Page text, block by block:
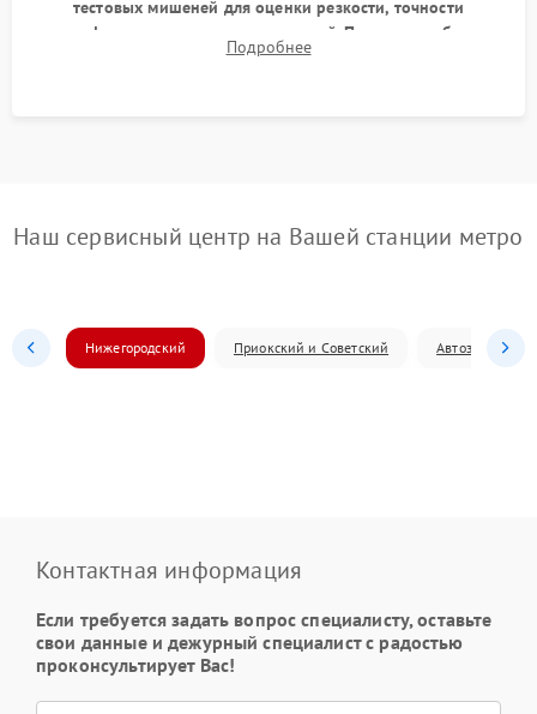
тестовых мишеней для оценки резкости, точности
автофокуса и отсутствия искажений. Проверка работы
диафрагмы на закрытых значениях и тестирование
Подробнее
Наш сервисный центр на Вашей станции метро
Нижегородский Приокский и Советский Автозаводский
Контактная информация
Если требуется задать вопрос специалисту, оставьте
свои данные и дежурный специалист с радостью
проконсультирует Вас!